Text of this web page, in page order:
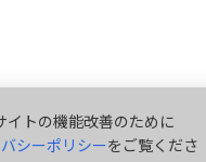
イトの機能改善のために
シーポリシーをご覧くださ